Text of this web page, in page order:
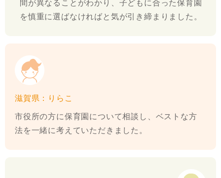
間が異なることがわかり、子どもに合った保育園
を慎重に選ばなければと気が引き締まりました。
滋賀県：りらこ
市役所の方に保育園について相談し、ベストな方
法を一緒に考えていただきました。